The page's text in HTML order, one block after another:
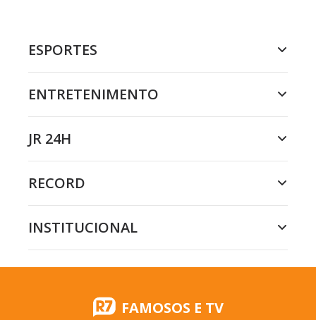
ESPORTES
ENTRETENIMENTO
JR 24H
RECORD
INSTITUCIONAL
FAMOSOS E TV